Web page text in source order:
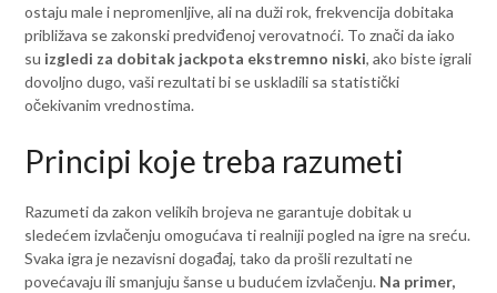
ostaju male i nepromenljive, ali na duži rok, frekvencija dobitaka
približava se zakonski predviđenoj verovatnoći. To znači da iako
su izgledi za dobitak jackpota ekstremno niski, ako biste igrali
dovoljno dugo, vaši rezultati bi se uskladili sa statistički
očekivanim vrednostima.
Principi koje treba razumeti
Razumeti da zakon velikih brojeva ne garantuje dobitak u
sledećem izvlačenju omogućava ti realniji pogled na igre na sreću.
Svaka igra je nezavisni događaj, tako da prošli rezultati ne
povećavaju ili smanjuju šanse u budućem izvlačenju. Na primer,